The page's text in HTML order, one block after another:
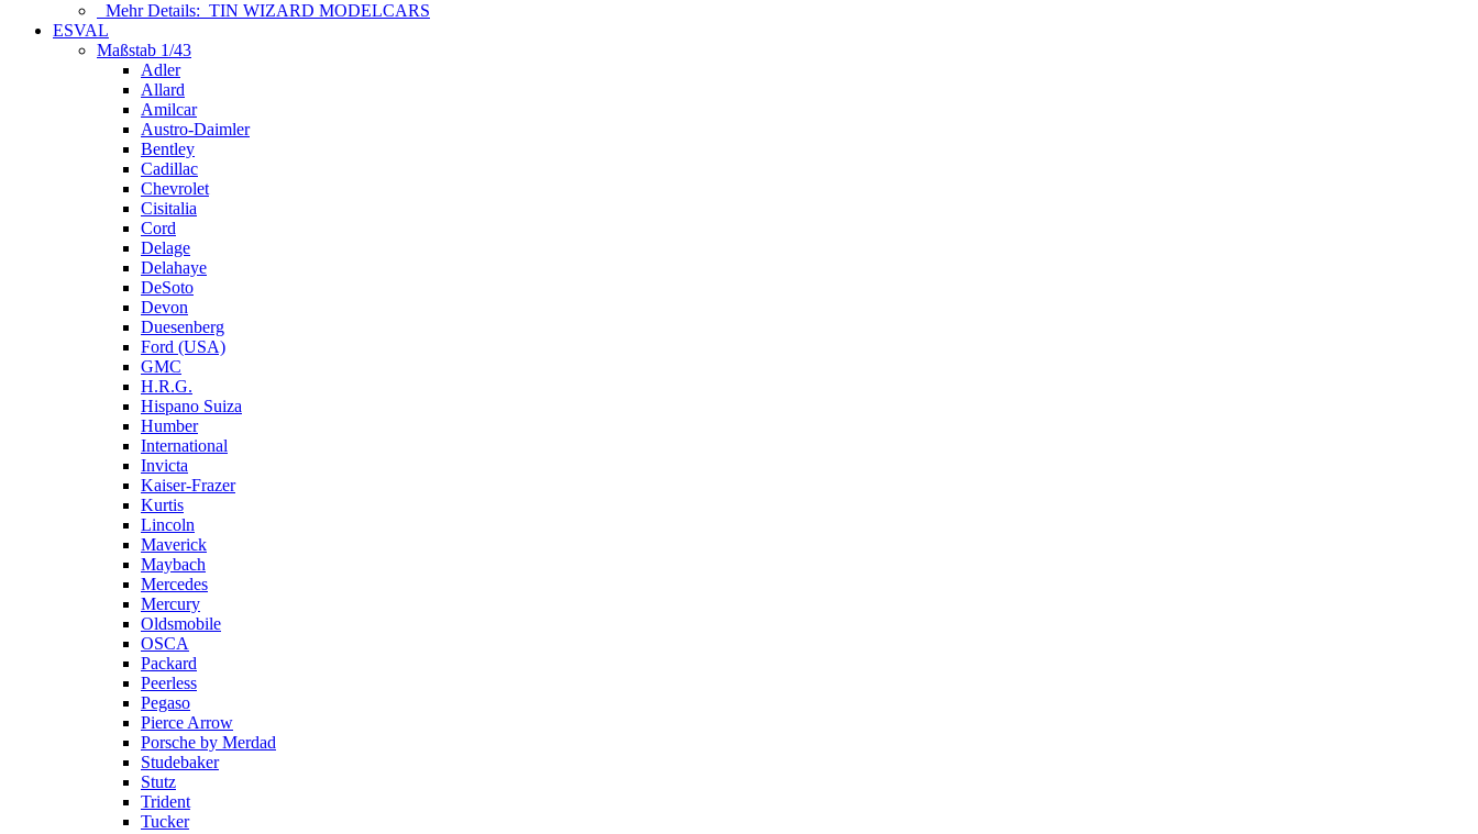
Mehr Details: TIN WIZARD MODELCARS
ESVAL
Maßstab 1/43
Adler
Allard
Amilcar
Austro-Daimler
Bentley
Cadillac
Chevrolet
Cisitalia
Cord
Delage
Delahaye
DeSoto
Devon
Duesenberg
Ford (USA)
GMC
H.R.G.
Hispano Suiza
Humber
International
Invicta
Kaiser-Frazer
Kurtis
Lincoln
Maverick
Maybach
Mercedes
Mercury
Oldsmobile
OSCA
Packard
Peerless
Pegaso
Pierce Arrow
Porsche by Merdad
Studebaker
Stutz
Trident
Tucker